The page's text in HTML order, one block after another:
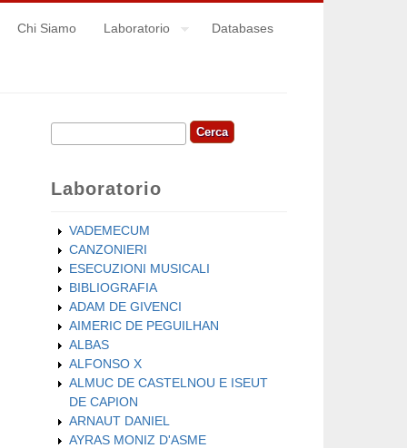
Chi Siamo Laboratorio Databases
Form di ricerca
Cerca
Laboratorio
VADEMECUM
CANZONIERI
ESECUZIONI MUSICALI
BIBLIOGRAFIA
ADAM DE GIVENCI
AIMERIC DE PEGUILHAN
ALBAS
ALFONSO X
ALMUC DE CASTELNOU E ISEUT
DE CAPION
ARNAUT DANIEL
AYRAS MONIZ D'ASME